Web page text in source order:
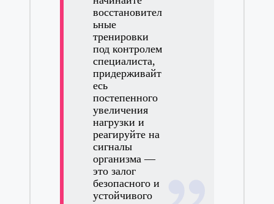
восстановител
ьные
тренировки
под контролем
специалиста,
придерживайт
есь
постепенного
увеличения
нагрузки и
реагируйте на
сигналы
организма —
это залог
безопасного и
устойчивого